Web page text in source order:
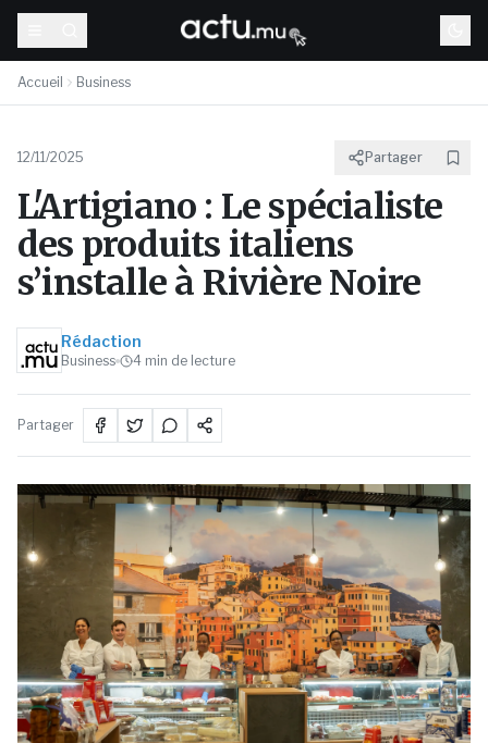
Accueil Business
12/11/2025 Partager
L'Artigiano : Le spécialiste
des produits italiens
s’installe à Rivière Noire
Rédaction
Business 4 min de lecture
Partager